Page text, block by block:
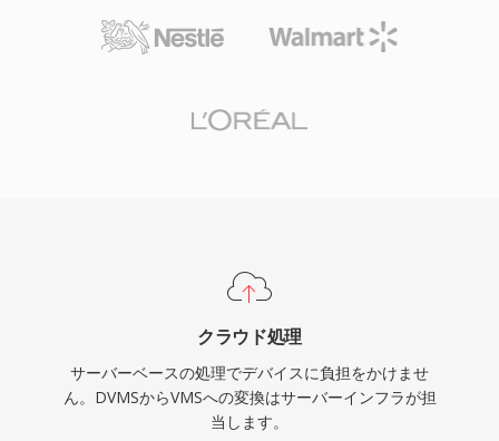
クラウド処理
サーバーベースの処理でデバイスに負担をかけませ
ん。DVMSからVMSへの変換はサーバーインフラが担
当します。